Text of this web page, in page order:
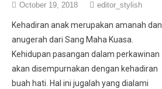
October 19, 2018 editor_stylish
Kehadiran anak merupakan amanah dan
anugerah dari Sang Maha Kuasa.
Kehidupan pasangan dalam perkawinan
akan disempurnakan dengan kehadiran
buah hati. Hal ini jugalah yang dialami